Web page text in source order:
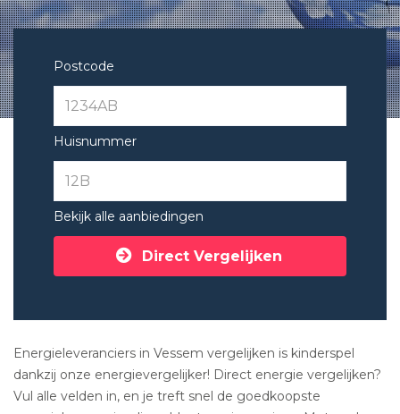
Postcode
Huisnummer
Bekijk alle aanbiedingen
Direct Vergelijken
Energieleveranciers in Vessem vergelijken is kinderspel
dankzij onze energievergelijker! Direct energie vergelijken?
Vul alle velden in, en je treft snel de goedkoopste